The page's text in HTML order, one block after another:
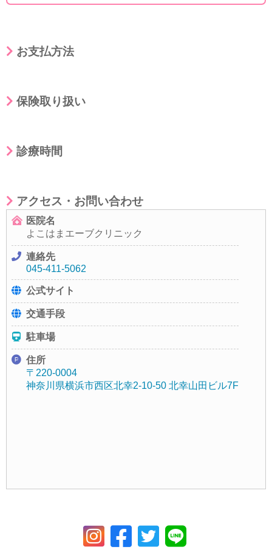
お支払方法
保険取り扱い
診療時間
アクセス・お問い合わせ
医院名
よこはまエーブクリニック
連絡先
045-411-5062
公式サイト
交通手段
駐車場
住所
〒220-0004
神奈川県横浜市西区北幸2-10-50 北幸山田ビル7F